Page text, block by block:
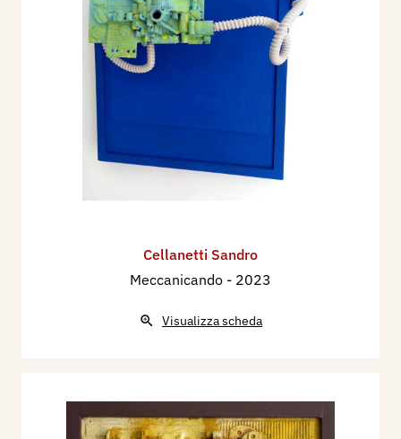
Cellanetti Sandro
Meccanicando - 2023
Visualizza scheda